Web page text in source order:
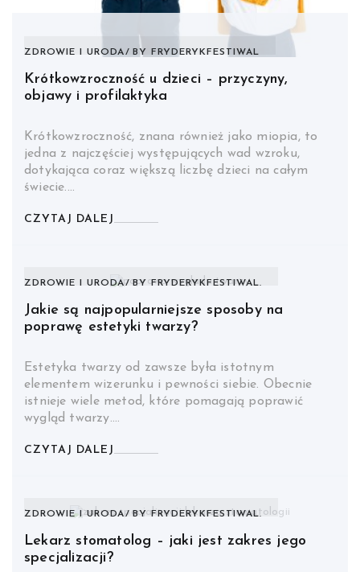
ZDROWIE I URODA BY FRYDERYKFESTIWAL
Krótkowzroczność u dzieci – przyczyny,
objawy i profilaktyka
Krótkowzroczność, znana również jako miopia, to
jedna z najczęściej występujących wad wzroku,
dotykająca coraz większą liczbę dzieci na całym
świecie.…
CZYTAJ DALEJ
ZDROWIE I URODA BYFRYDERYKFESTIWAL.
Jakie są najpopularniejsze sposoby na
poprawę estetyki twarzy?
Estetyka twarzy od zawsze była istotnym
elementem wizerunku i pewności siebie. Obecnie
istnieje wiele metod, które pomagają poprawić
wygląd twarzy.…
CZYTAJ DALEJ
ZDROWIE I URODA BYFRYDERYKFESTIWAL.
Lekarz stomatolog – jaki jest zakres jego
specjalizacji?